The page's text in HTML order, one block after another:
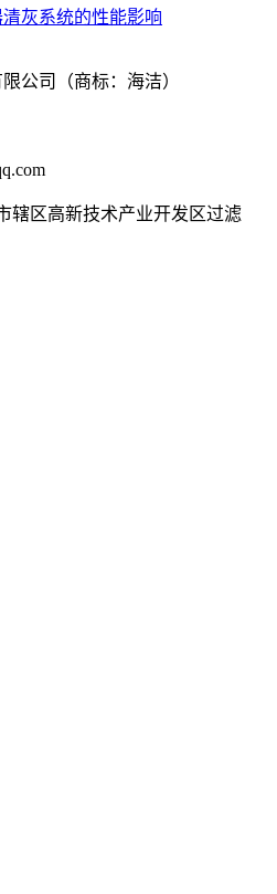
灰系统的性能影响
公司（商标：海洁）
辖区高新技术产业开发区过滤